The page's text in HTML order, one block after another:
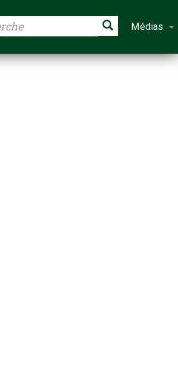
Médias